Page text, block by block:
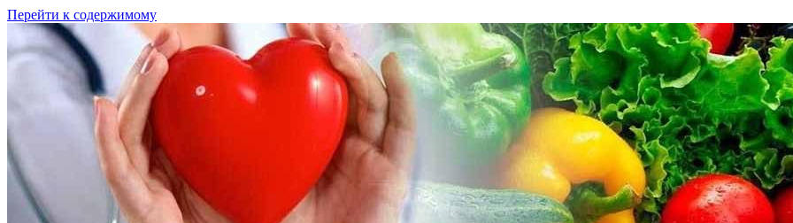
Перейти к содержимому